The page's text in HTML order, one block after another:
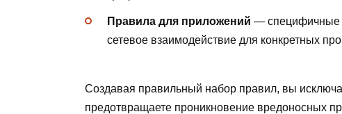
Правила для приложений — специфичные
сетевое взаимодействие для конкретных
Создавая правильный набор правил, вы
предотвращаете проникновение вредоносных